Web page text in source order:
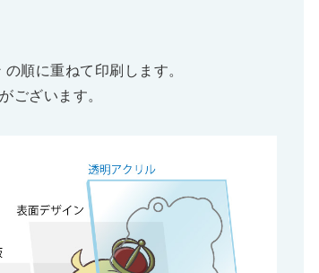
順に重ねて印刷します。
ございます。